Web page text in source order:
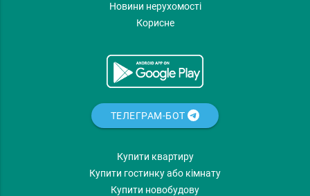
Новини нерухомості
Корисне
ТЕЛЕГРАМ-БОТ
Купити квартиру
Купити гостинку або кімнату
Купити новобудову